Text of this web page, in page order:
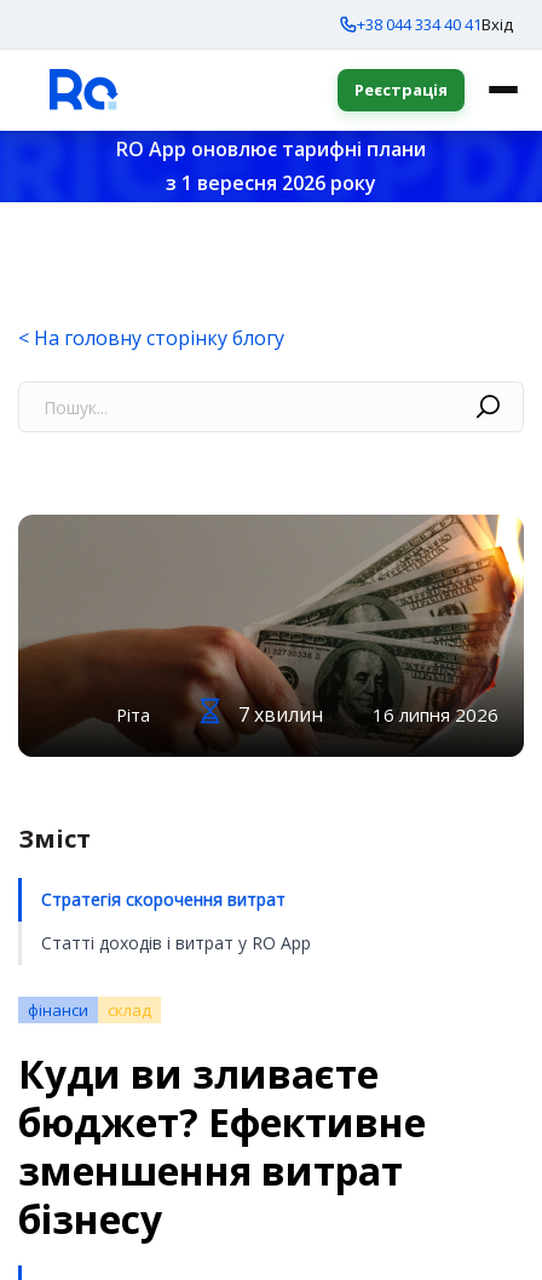
+38 044 334 40 41Вхід
Реєстрація
RO App оновлює тарифні плани
з 1 вересня 2026 року
< На головну сторінку блогу
Ріта 7 хвилин 16 липня 2026
Зміст
Стратегія скорочення витрат
Статті доходів і витрат у RO App
фінанси склад
Куди ви зливаєте
бюджет? Ефективне
зменшення витрат
бізнесу